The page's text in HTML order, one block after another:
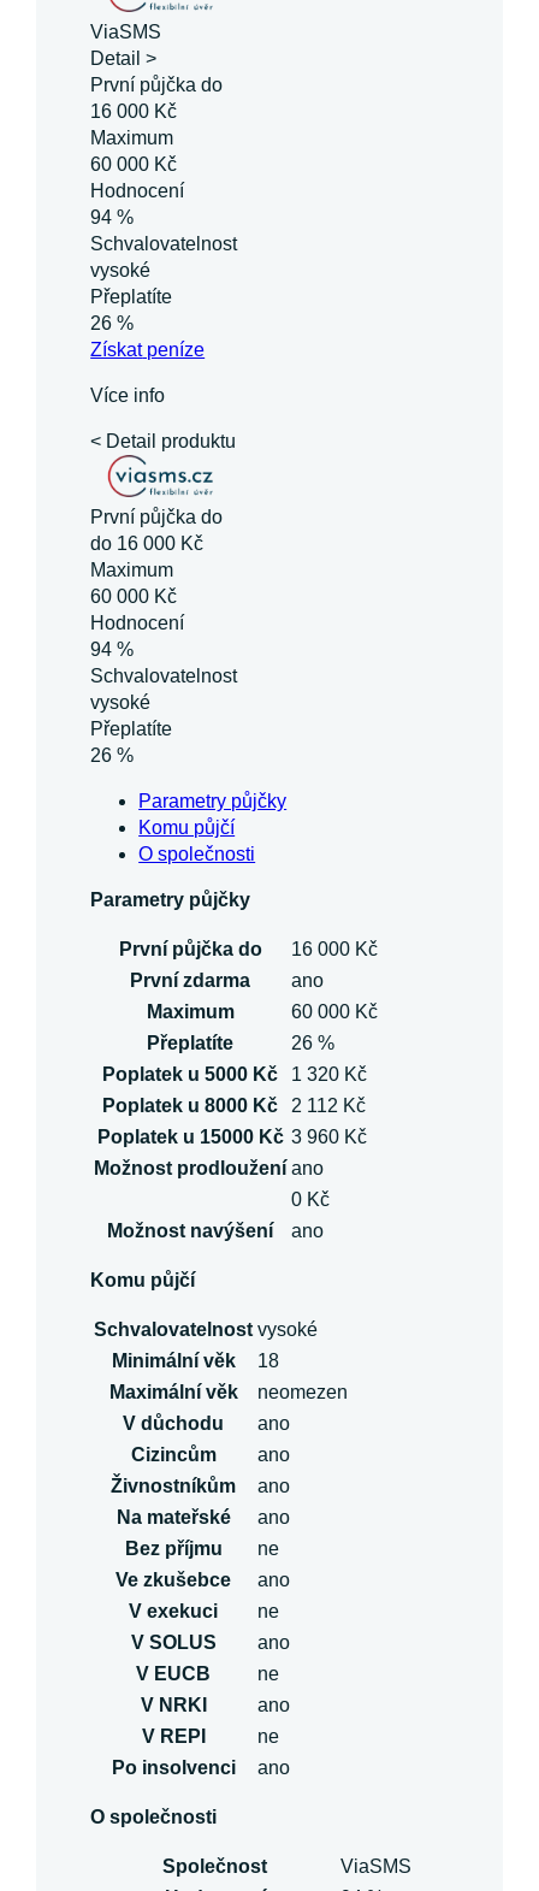
ViaSMS
Detail >
První půjčka do
16 000 Kč
Maximum
60 000 Kč
Hodnocení
94 %
Schvalovatelnost
vysoké
Přeplatíte
26 %
Získatpeníze
Více info
< Detail produktu
První půjčka do
do 16 000 Kč
Maximum
60 000 Kč
Hodnocení
94 %
Schvalovatelnost
vysoké
Přeplatíte
26 %
Parametry půjčky
Komu půjčí
O společnosti
Parametry půjčky
První půjčka do
16 000 Kč
První zdarma
ano
Maximum
60 000 Kč
Přeplatíte
26 %
Poplatek u 5000 Kč
1 320 Kč
Poplatek u 8000 Kč
2 112 Kč
Poplatek u 15000 Kč 3 960 Kč
Možnost prodloužení ano
0 Kč
Možnost navýšení
ano
Komu půjčí
Schvalovatelnost vysoké
Minimální věk
18
Maximální věk
neomezen
V důchodu
ano
Cizincům
ano
Živnostníkům
ano
Na mateřské
ano
Bez příjmu
ne
Ve zkušebce
ano
V exekuci
ne
V SOLUS
ano
V EUCB
ne
V NRKI
ano
V REPI
ne
Po insolvenci
ano
O společnosti
Společnost
ViaSMS